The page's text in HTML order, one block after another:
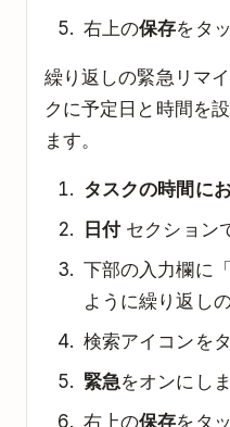
右上の保存をタ
繰り返しの緊急リマ
クに予定日と時間を
ます。
タスクの時間に
日付セクション
下部の入力欄に
ように繰り返し
検索アイコンを
緊急をオンにしま
右上の保存をタ